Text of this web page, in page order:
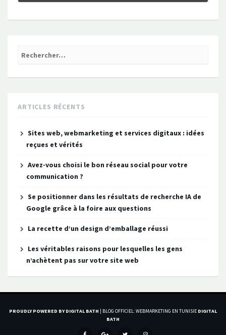
Rechercher :
ARTICLES RÉCENTS
Sites web, webmarketing et services digitaux : idées
reçues et vérités
Avez-vous choisi le bon réseau social pour votre
communication ?
Se positionner dans les résultats de recherche IA de
Google grâce à la foire aux questions
La recette d’un design d’emballage réussi
Les véritables raisons pour lesquelles les gens
n’achètent pas sur votre site web
PROUDLY POWERED BY DIGITAL BATH BLOG OFFICIEL: WEBMARKETING EN TUNISIE DIGITAL
BATH
MENU MENU MENU